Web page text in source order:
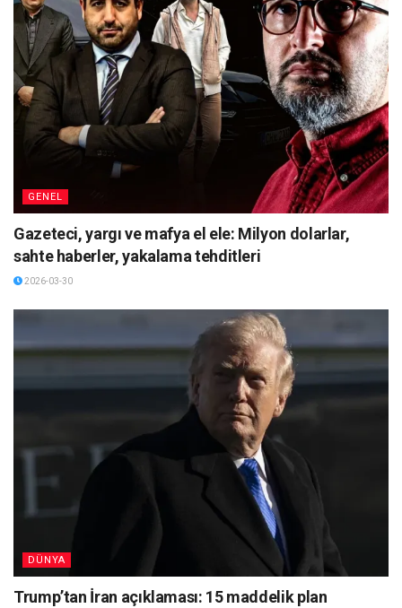
GENEL
Gazeteci, yargı ve mafya el ele: Milyon dolarlar,
sahte haberler, yakalama tehditleri
2026-03-30
DÜNYA
Trump’tan İran açıklaması: 15 maddelik plan